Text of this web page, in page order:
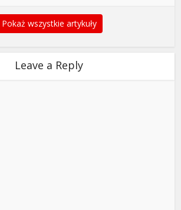
Pokaż wszystkie artykuły
Leave a Reply